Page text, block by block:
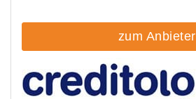
zum Anbieter